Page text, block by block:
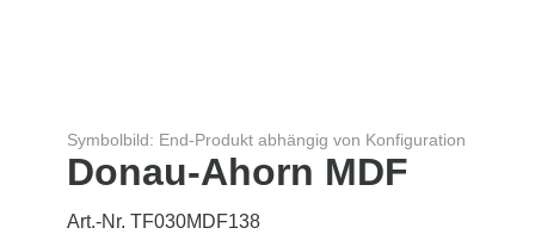
Symbolbild: End-Produkt abhängig von Konfiguration
Donau-Ahorn MDF
Art.-Nr. TF030MDF138